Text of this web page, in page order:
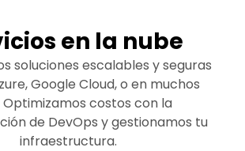
en la nube
soluciones escalables y seguras
Google Cloud, o en muchos
costos con la
de DevOps y gestionamos tu
infraestructura.